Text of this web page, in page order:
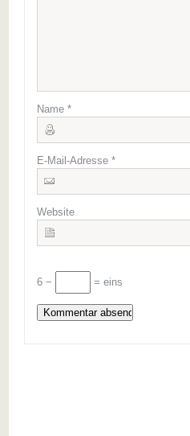
Name *
E-Mail-Adresse *
Website
6 − = eins